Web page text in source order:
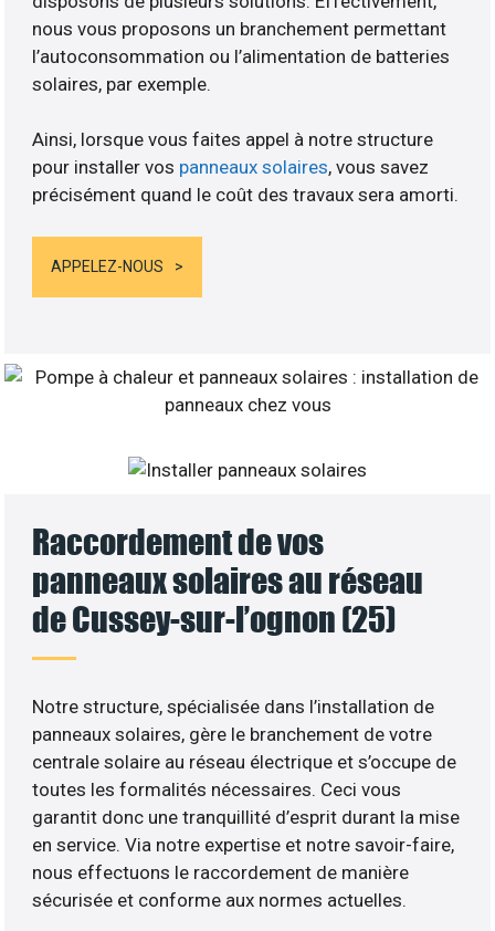
nous vous proposons un branchement permettant
l’autoconsommation ou l’alimentation de batteries
solaires, par exemple.
Ainsi, lorsque vous faites appel à notre structure
pour installer vos panneaux solaires, vous savez
précisément quand le coût des travaux sera amorti.
APPELEZ-NOUS
Raccordement de vos
panneaux solaires au réseau
de Cussey-sur-l’ognon (25)
Notre structure, spécialisée dans l’installation de
panneaux solaires, gère le branchement de votre
centrale solaire au réseau électrique et s’occupe de
toutes les formalités nécessaires. Ceci vous
garantit donc une tranquillité d’esprit durant la mise
en service. Via notre expertise et notre savoir-faire,
nous effectuons le raccordement de manière
sécurisée et conforme aux normes actuelles.